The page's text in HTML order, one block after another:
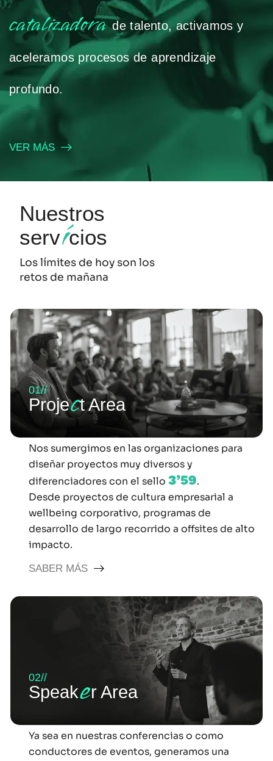
catalizadorade talento, activamos y
aceleramos procesos de aprendizaje
profundo.
VER MÁS
Nuestros
servícios
Los límites de hoy son los
retos de mañana
01//
Project Area
Nos sumergimos en las organizaciones para
diseñar proyectos muy diversos y
diferenciadores con el sello 3’59.
Desde proyectos de cultura empresarial a
wellbeing corporativo, programas de
desarrollo de largo recorrido a offsites de alto
impacto.
SABER MÁS
02//
Speaker Area
Ya sea en nuestras conferencias o como
conductores de eventos, generamos una